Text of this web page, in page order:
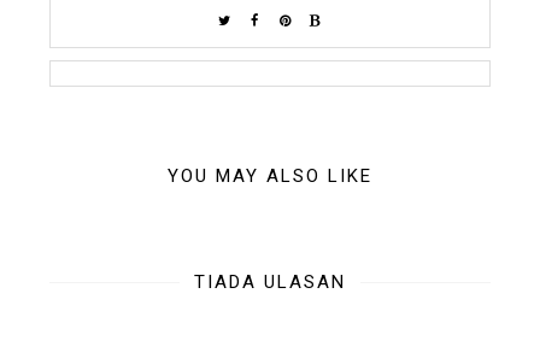
YOU MAY ALSO LIKE
TIADA ULASAN